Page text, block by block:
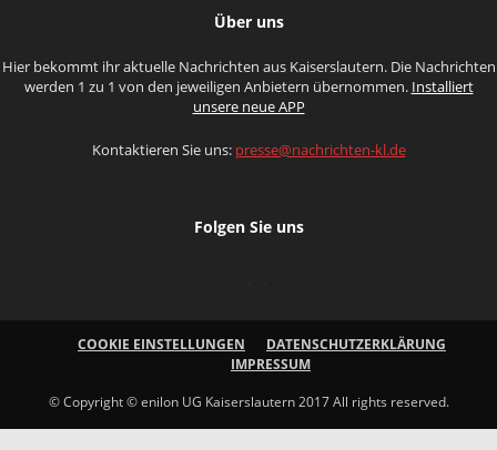
Über uns
Hier bekommt ihr aktuelle Nachrichten aus Kaiserslautern. Die Nachrichten
werden 1 zu 1 von den jeweiligen Anbietern übernommen. Installiert
unsere neue APP
Kontaktieren Sie uns: presse@nachrichten-kl.de
Folgen Sie uns
COOKIE EINSTELLUNGEN
DATENSCHUTZERKLÄRUNG
IMPRESSUM
© Copyright © enilon UG Kaiserslautern 2017 All rights reserved.